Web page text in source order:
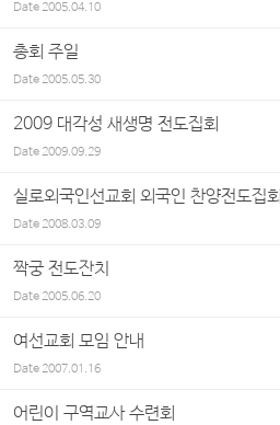
Date2005.04.10
총회 주일
Date2005.05.30
2009 대각성 새생명 전도집회
Date2009.09.29
실로외국인선교회 외국인 찬양전도집회
Date2008.03.09
짝궁 전도잔치
Date2005.06.20
여선교회 모임 안내
Date2007.01.16
어린이 구역교사 수련회